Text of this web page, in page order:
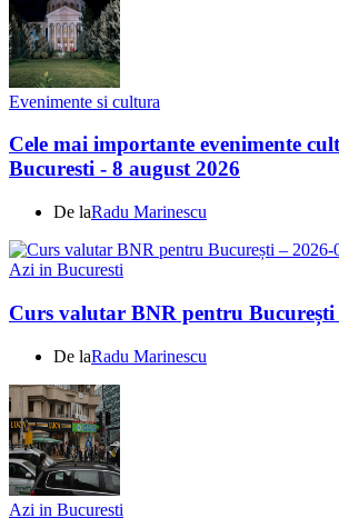
Evenimente si cultura
Cele mai importante evenimente
Bucuresti - 8 august 2026
De laRadu Marinescu
Azi in Bucuresti
Curs valutar BNR pentru București
De laRadu Marinescu
Azi in Bucuresti